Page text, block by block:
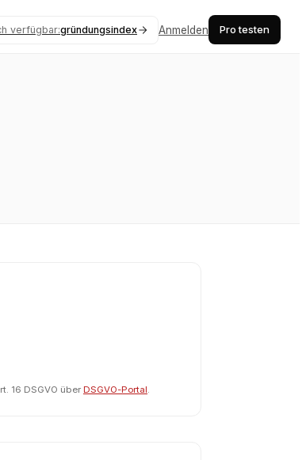
verfügbar:gründungsindex Anmelden Pro testen
16 DSGVO über DSGVO-Portal.